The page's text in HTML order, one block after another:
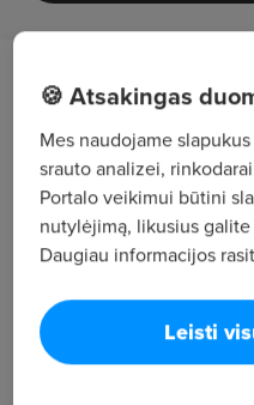
Darbo aprašymas
Kuro kortelių ir
transporto įmonėms.
Aktyvi naujų verslo
pritraukimas.
Papildomų paslaugų
klientams.
🍪 Atsakingas
Mes naudojame
srauto analizei,
Portalo veikimui būtini
nutylėjimą, likusius
Daugiau informacijos
Leisti